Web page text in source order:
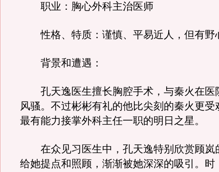
职业：胸心外科主治医师
性格、特质：谨慎、平易近人，但有野
背景和遭遇：
孔天逸医生擅长胸腔手术，与秦火在医
风骚。不过彬彬有礼的他比尖刻的秦火更受
最有能力接掌外科主任一职的明日之星。
在众见习医生中，孔天逸特别欣赏顾岚
给她提点和照顾，渐渐被她深深的吸引。时